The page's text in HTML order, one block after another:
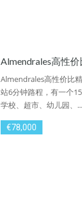
Almendrales高性
Almendrales高性价比
站6分钟路程，有一个
学校、超市、幼儿园、...
€78,000